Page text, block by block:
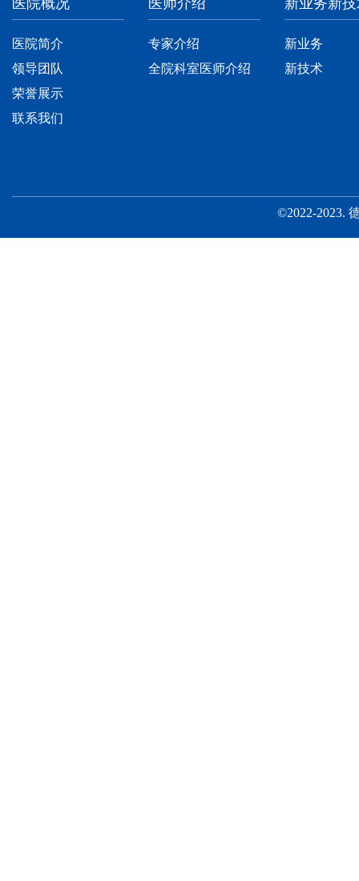
医院简介
领导团队
荣誉展示
联系我们
专家介绍
全院科室医师介绍
新业务
新技术
©2022-2023.